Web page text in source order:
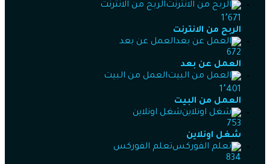
الربح من الانترنت
1٬671
الربح من الانترنت
العمل عن بعد
672
العمل عن بعد
العمل من البيت
1٬401
العمل من البيت
شغل اونلاين
753
شغل اونلاين
تعلم الفوركس
834